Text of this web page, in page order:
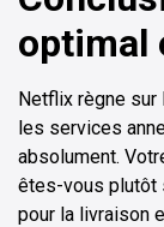
optimal
Netflix règne
les services
absolument.
êtes-vous plutôt
pour la livraison